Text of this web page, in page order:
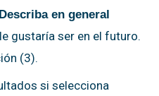
Describa en general
gustaría ser en el futuro.
(3).
si selecciona